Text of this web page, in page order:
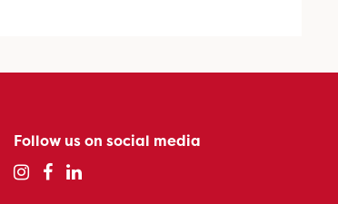
Follow us on social media